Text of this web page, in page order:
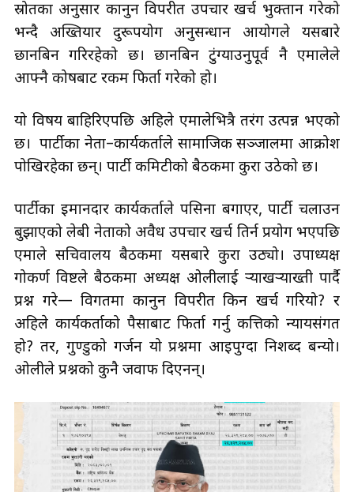
स्रोतका अनुसार कानुन विपरीत उपचार खर्च भुक्तान गरेको
भन्दै अख्तियार दुरूपयोग अनुसन्धान आयोगले यसबारे
छानबिन गरिरहेको छ। छानबिन टुंग्याउनुपूर्व नै एमालेले
आफ्नै कोषबाट रकम फिर्ता गरेको हो।
यो विषय बाहिरिएपछि अहिले एमालेभित्रै तरंग उत्पन्न भएको
छ। पार्टीका नेता–कार्यकर्ताले सामाजिक सञ्जालमा आक्रोश
पोखिरहेका छन्। पार्टी कमिटीको बैठकमा कुरा उठेको छ।
पार्टीका इमानदार कार्यकर्ताले पसिना बगाएर, पार्टी चलाउन
बुझाएको लेबी नेताको अवैध उपचार खर्च तिर्न प्रयोग भएपछि
एमाले सचिवालय बैठकमा यसबारे कुरा उठ्यो। उपाध्यक्ष
गोकर्ण विष्टले बैठकमा अध्यक्ष ओलीलाई र्‍याखर्‍याख्ती पार्दै
प्रश्न गरे— विगतमा कानुन विपरीत किन खर्च गरियो? र
अहिले कार्यकर्ताको पैसाबाट फिर्ता गर्नु कत्तिको न्यायसंगत
हो? तर, गुण्डुको गर्जन यो प्रश्नमा आइपुग्दा निशब्द बन्यो।
ओलीले प्रश्नको कुनै जवाफ दिएनन्।